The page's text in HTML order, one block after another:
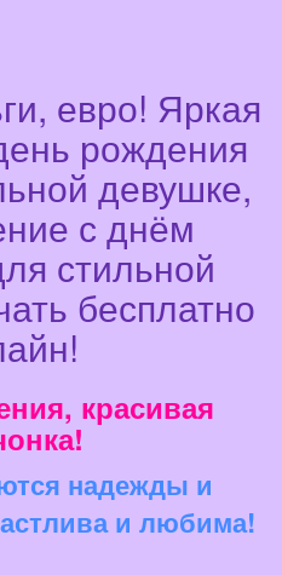
евро! Яркая
рождения
девушке,
с днём
стильной
бесплатно
красивая
надежды и
и любима!